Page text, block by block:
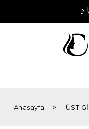
TL ve Üzeri
Anasayfa ÜST